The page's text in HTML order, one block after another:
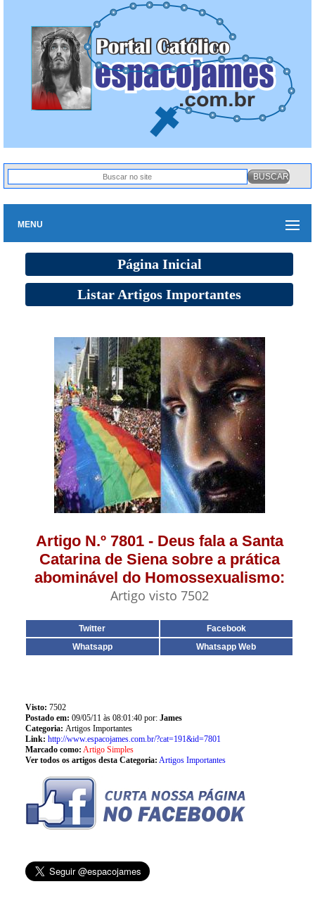
MENU
Página Inicial
Listar Artigos Importantes
Artigo N.º 7801 - Deus fala a Santa
Catarina de Siena sobre a prática
abominável do Homossexualismo:
Artigo visto 7502
Twitter
Facebook
Whatsapp
Whatsapp Web
Visto: 7502
Postado em: 09/05/11 às 08:01:40 por: James
Categoria: Artigos Importantes
Link: http://www.espacojames.com.br/?cat=191&id=7801
Marcado como: Artigo Simples
Ver todos os artigos desta Categoria: Artigos Importantes